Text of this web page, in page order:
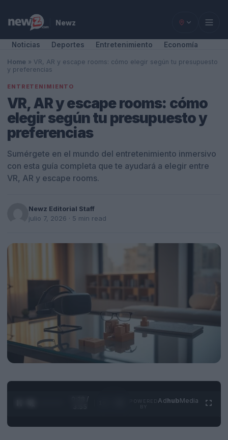
Newz
Noticias Deportes Entretenimiento Economía
Home » VR, AR y escape rooms: cómo elegir según tu presupuesto
y preferencias
ENTRETENIMIENTO
VR, AR y escape rooms: cómo
elegir según tu presupuesto y
preferencias
Sumérgete en el mundo del entretenimiento inmersivo
con esta guía completa que te ayudará a elegir entre
VR, AR y escape rooms.
Newz Editorial Staff
julio 7, 2026 · 5 min read
0:29 /
AdhubMedia